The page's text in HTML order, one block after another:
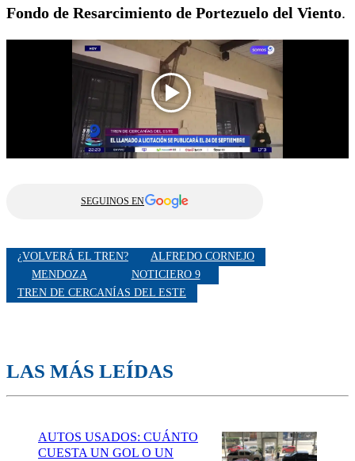
Fondo de Resarcimiento de Portezuelo del Viento.
SEGUINOS EN
¿VOLVERÁ EL TREN?
ALFREDO CORNEJO
MENDOZA
NOTICIERO 9
TREN DE CERCANÍAS DEL ESTE
LAS MÁS LEÍDAS
AUTOS USADOS: CUÁNTO
CUESTA UN GOL O UN